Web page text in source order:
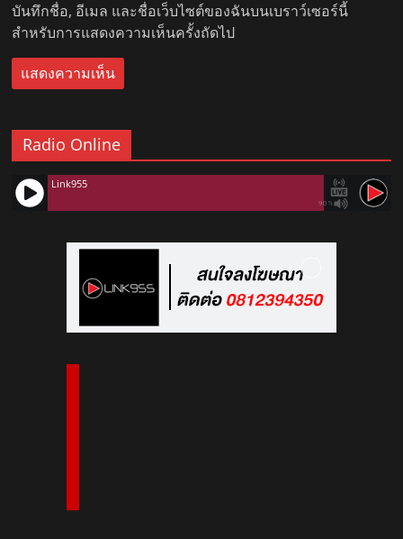
บันทึกชื่อ, อีเมล และชื่อเว็บไซต์ของฉันบนเบราว์เซอร์นี้
สำหรับการแสดงความเห็นครั้งถัดไป
Radio Online
90%
Link955